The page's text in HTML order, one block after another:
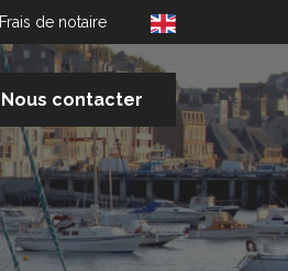
Frais de notaire
Nous contacter